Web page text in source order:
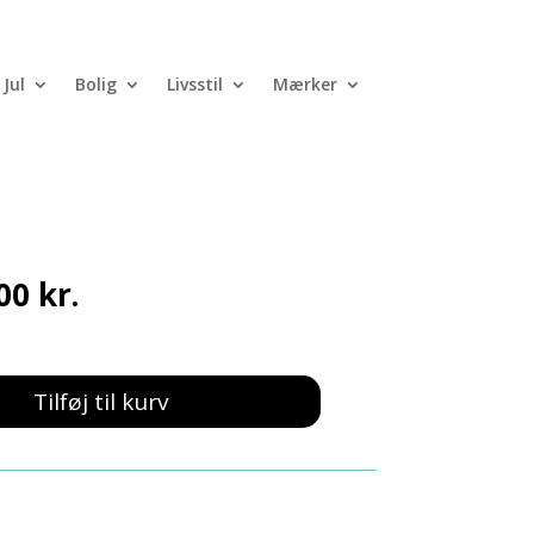
Jul Bolig Livsstil Mærker
kr..
kr.Den
aktuelle
er:
249,00 kr..
Tilføj til kurv